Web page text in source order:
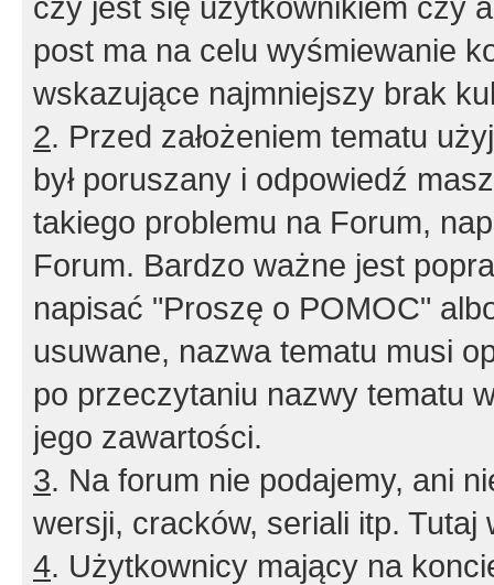
post ma na celu wyśmiewanie
wskazujące najmniejszy brak
2. Przed założeniem tematu
był poruszany i odpowiedź
takiego problemu na Forum,
Forum. Bardzo ważne jest
napisać "Proszę o POMOC"
usuwane, nazwa tematu musi
po przeczytaniu nazwy tematu
jego zawartości.
3. Na forum nie podajemy, ani
wersji, cracków, seriali itp. Tutaj
4. Użytkownicy mający na